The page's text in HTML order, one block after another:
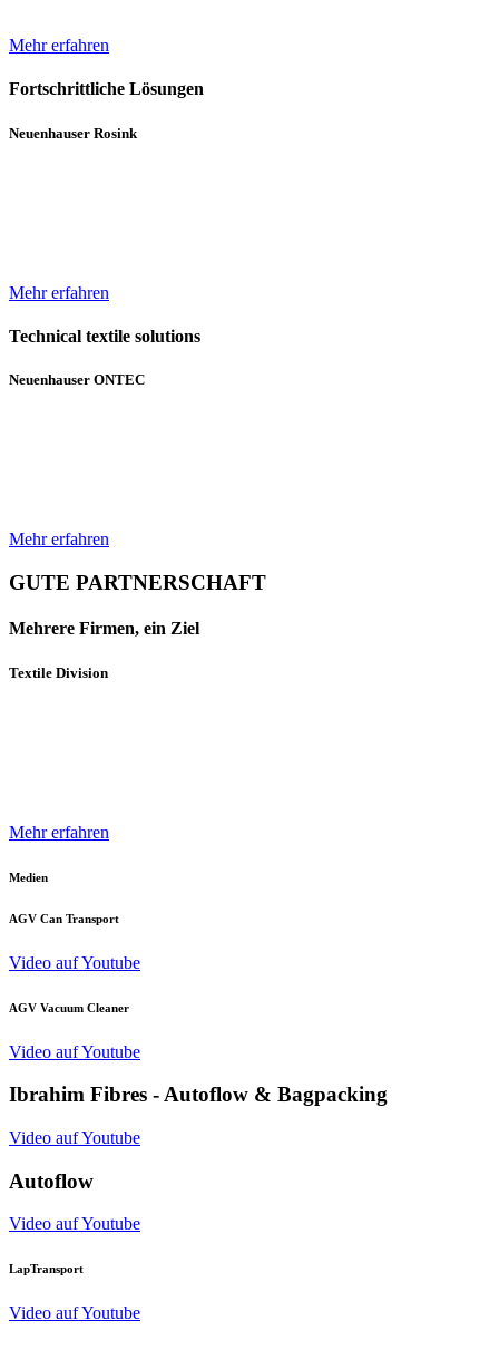
Mehr erfahren
Fortschrittliche Lösungen
Neuenhauser Rosink
Mehr erfahren
Technical textile solutions
Neuenhauser ONTEC
Mehr erfahren
GUTE PARTNERSCHAFT
Mehrere Firmen, ein Ziel
Textile Division
Mehr erfahren
Medien
AGV Can Transport
Video auf Youtube
AGV Vacuum Cleaner
Video auf Youtube
Ibrahim Fibres - Autoflow & Bagpacking
Video auf Youtube
Autoflow
Video auf Youtube
LapTransport
Video auf Youtube